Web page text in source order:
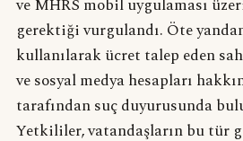
ve MHRS mobil uygulaması
gerektiği vurgulandı. Öte
kullanılarak ücret talep eden
ve sosyal medya hesapları
tarafından suç duyurusunda
Yetkililer, vatandaşların bu tür